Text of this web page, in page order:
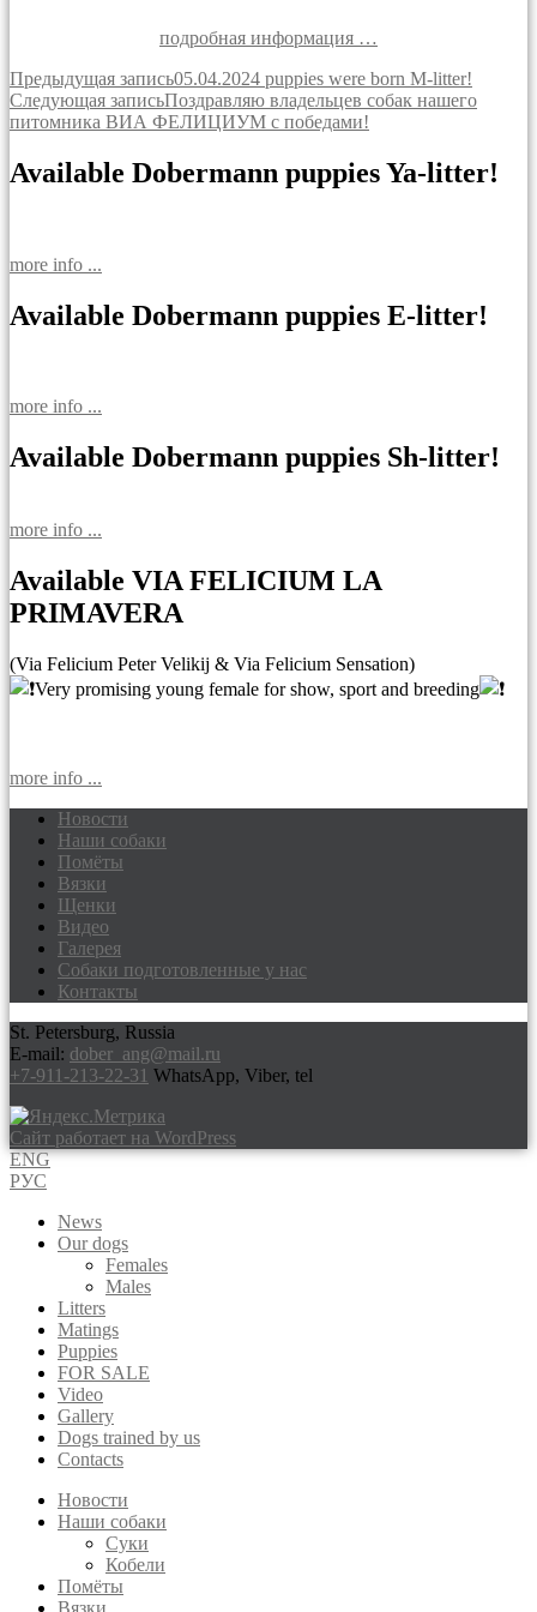
подробная информация …
Навигация
по
Предыдущая запись05.04.2024 puppies were born M-litter!
Следующая записьПоздравляю владельцев собак нашего
питомника ВИА ФЕЛИЦИУМ с победами!
Available Dobermann puppies Ya-litter!
more info ...
Available Dobermann puppies E-litter!
more info ...
Available Dobermann puppies Sh-litter!
more info ...
Available VIA FELICIUM LA
PRIMAVERA
(Via Felicium Peter Velikij & Via Felicium Sensation)
Very promising young female for show, sport and breeding
more info ...
Доберманы питомник Via Felicium,
щенки добермана
Новости
Наши собаки
Помёты
Вязки
Щенки
Видео
Галерея
Собаки подготовленные у нас
Контакты
St. Petersburg, Russia
E-mail: dober_ang@mail.ru
+7-911-213-22-31 WhatsApp, Viber, tel
Сайт работает на WordPress
ENG
РУС
News
Our dogs
Females
Males
Litters
Matings
Puppies
FOR SALE
Video
Gallery
Dogs trained by us
Contacts
Новости
Наши собаки
Суки
Кобели
Помёты
Вязки